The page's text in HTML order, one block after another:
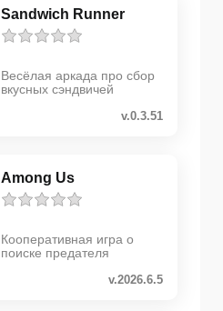
Sandwich Runner
Весёлая аркада про сбор
вкусных сэндвичей
v.0.3.51
Among Us
Кооперативная игра о
поиске предателя
v.2026.6.5